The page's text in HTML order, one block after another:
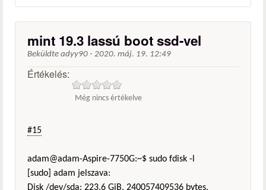
mint 19.3 lassú boot ssd-vel
Beküldte adyy90 - 2020. máj. 19. 12:49
Értékelés:
Még nincs értékelve
#15
adam@adam-Aspire-7750G:~$ sudo fdisk -l
[sudo] adam jelszava:
Disk /dev/sda: 223,6 GiB, 240057409536 bytes,